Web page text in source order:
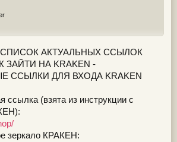
СПИСОК АКТУАЛЬНЫХ ССЫЛОК
ЗАЙТИ НА KRAKEN -
ССЫЛКИ ДЛЯ ВХОДА KRAKEN
ссылка (взята из инструкции с
зеркалo КРАКЕH: